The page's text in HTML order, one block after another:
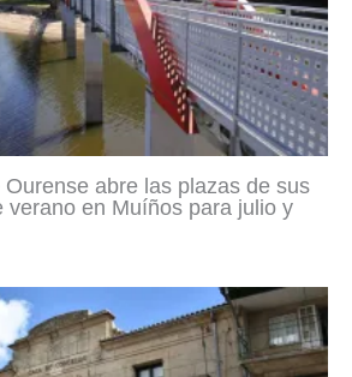
abre las plazas de sus
verano en Muíños para julio y